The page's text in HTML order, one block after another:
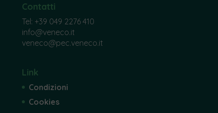
Contatti
Tel: +39 049 2276 410
info@veneco.it
veneco@pec.veneco.it
Link
Condizioni
Cookies